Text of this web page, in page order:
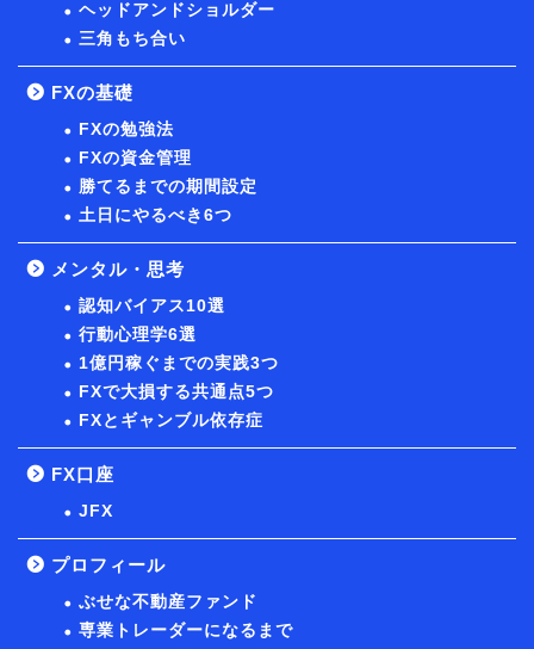
ヘッドアンドショルダー
三角もち合い
FXの基礎
FXの勉強法
FXの資金管理
勝てるまでの期間設定
土日にやるべき6つ
メンタル・思考
認知バイアス10選
行動心理学6選
1億円稼ぐまでの実践3つ
FXで大損する共通点5つ
FXとギャンブル依存症
FX口座
JFX
プロフィール
ぶせな不動産ファンド
専業トレーダーになるまで